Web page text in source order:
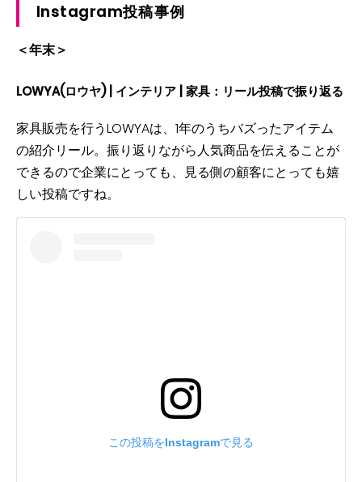
Instagram投稿事例
＜年末＞
LOWYA(ロウヤ) | インテリア | 家具：リール投稿で振り返る
家具販売を行うLOWYAは、1年のうちバズったアイテム
の紹介リール。振り返りながら人気商品を伝えることが
できるので企業にとっても、見る側の顧客にとっても嬉
しい投稿ですね。
この投稿をInstagramで見る